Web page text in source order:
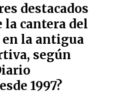
destacados
la cantera del
la antigua
según
1997?